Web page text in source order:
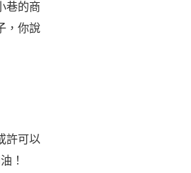
巷的商
，你說
許可以
！